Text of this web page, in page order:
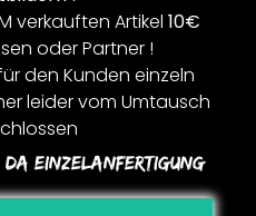
verkauften Artikel 10€
oder Partner !
den Kunden einzeln
leider vom Umtausch
Da Einzelanfertigung